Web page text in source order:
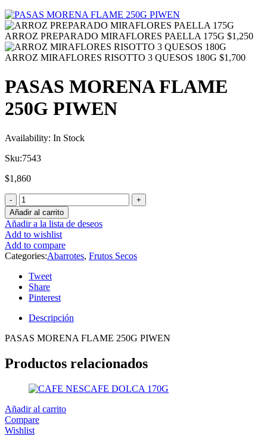
ARROZ PREPARADO MIRAFLORES PAELLA 175G $1,250
ARROZ MIRAFLORES RISOTTO 3 QUESOS 180G $1,700
PASAS MORENA FLAME
250G PIWEN
Availability: In Stock
Sku:7543
$1,860
Añadir al carrito
Añadir a la lista de deseos
Add to wishlist
Add to compare
Categories:Abarrotes, Frutos Secos
Tweet
Share
Pinterest
Descripción
PASAS MORENA FLAME 250G PIWEN
Productos relacionados
Añadir al carrito
Compare
Wishlist